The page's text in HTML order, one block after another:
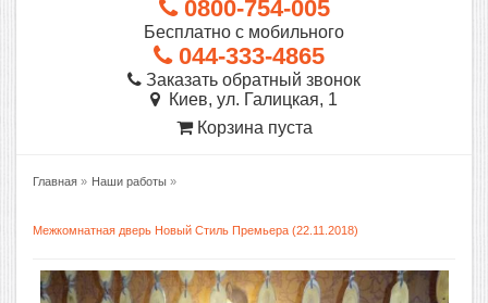
0800-754-005
Бесплатно с мобильного
044-333-4865
Заказать обратный звонок
Киев, ул. Галицкая, 1
Корзина пуста
Главная » Наши работы »
Межкомнатная дверь Новый Стиль Премьера (22.11.2018)